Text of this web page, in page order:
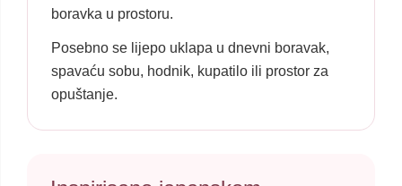
boravka u prostoru.
Posebno se lijepo uklapa u dnevni boravak,
spavaću sobu, hodnik, kupatilo ili prostor za
opuštanje.